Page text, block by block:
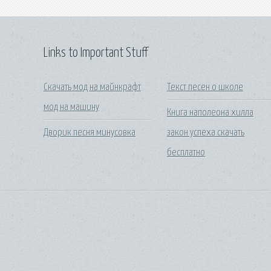
Links to Important Stuff
Скачать мод на майнкрафт
мод на машину
Дворик песня минусовка
Текст песен о школе
Книга наполеона хилла
закон успеха скачать
бесплатно